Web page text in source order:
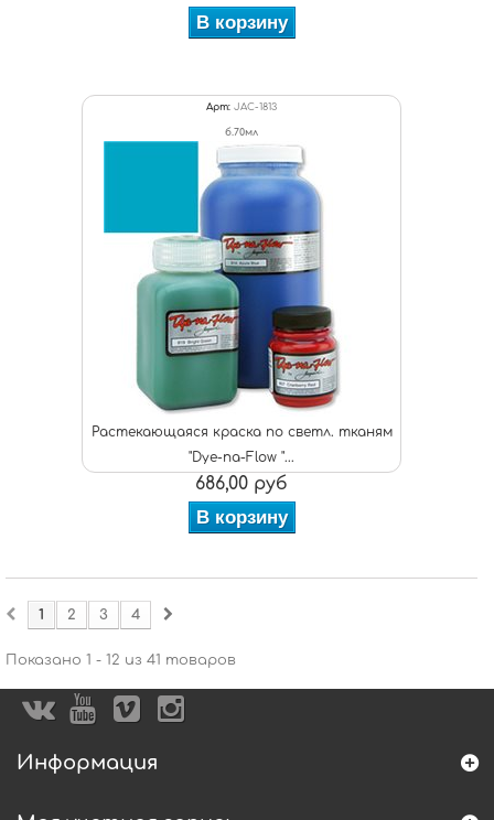
В корзину
Арт: JAC-1813
б.70мл
Растекающаяся краска по светл. тканям
"Dye-na-Flow "...
686,00 руб
В корзину
1 2 3 4
Показано 1 - 12 из 41 товаров
Информация